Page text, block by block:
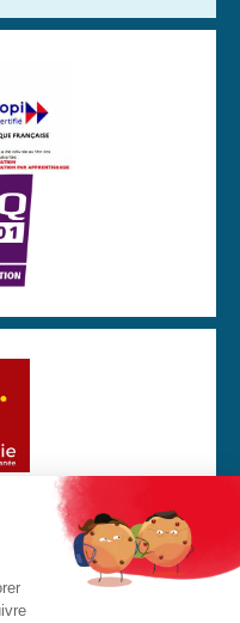
de la Région Occitanie